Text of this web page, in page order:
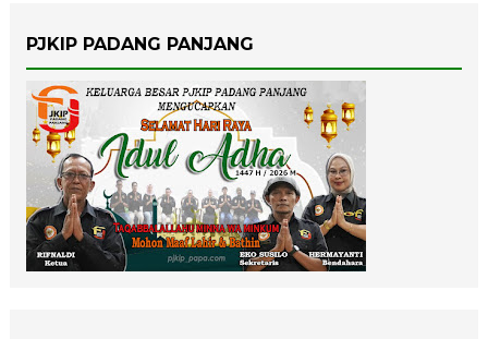
PJKIP PADANG PANJANG